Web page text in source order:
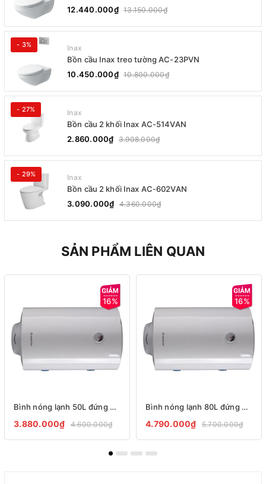
12.440.000₫ 13.150.000₫
- 3% Inax
Bồn cầu Inax treo tường AC-23PVN
10.450.000₫ 10.800.000₫
- 27% Inax
Bồn cầu 2 khối Inax AC-514VAN
2.860.000₫ 3.908.000₫
- 29% Inax
Bồn cầu 2 khối Inax AC-602VAN
3.090.000₫ 4.360.000₫
SẢN PHẨM LIÊN QUAN
16%
Bình nóng lạnh 50L đứng và ngang Ariston Pro R 50 SH 2.5 FE
3.880.000₫ 4.600.000₫
16%
Bình nóng lạnh 80L đứng và ngang Ariston Pro R 80 V 2.5 FE
4.790.000₫ 5.700.000₫